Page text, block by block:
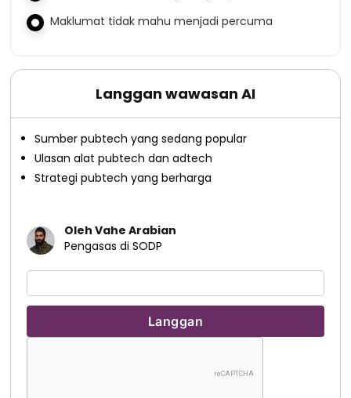
Maklumat tidak mahu menjadi percuma
Langgan wawasan AI
Sumber pubtech yang sedang popular
Ulasan alat pubtech dan adtech
Strategi pubtech yang berharga
Oleh Vahe Arabian
Pengasas di SODP